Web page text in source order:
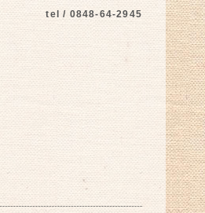
tel / 0848-64-2945